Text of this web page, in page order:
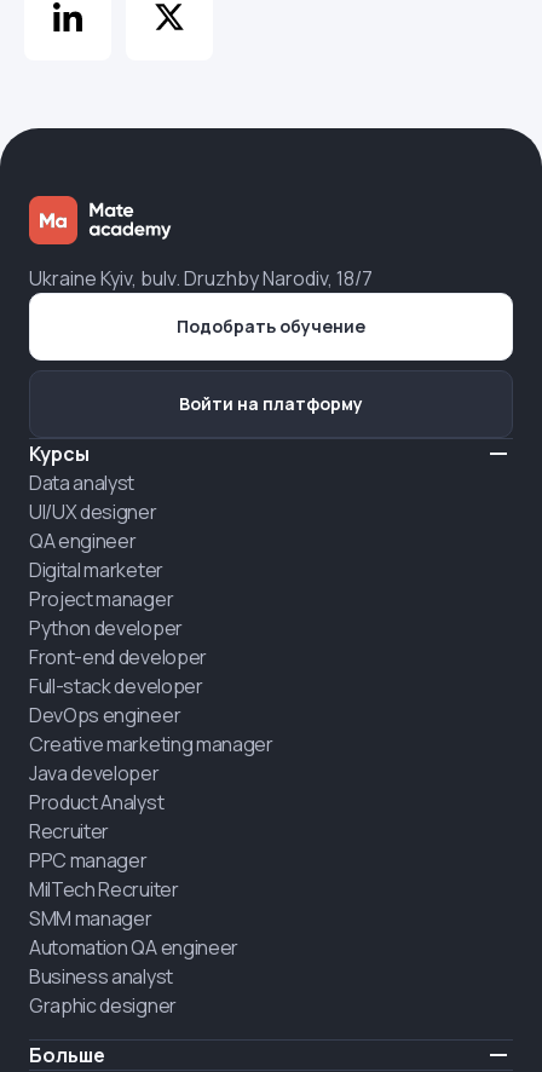
Ukraine Kyiv, bulv. Druzhby Narodiv, 18/7
Курсы
Data analyst
UI/UX designer
QA engineer
Digital marketer
Project manager
Python developer
Front-end developer
Full-stack developer
DevOps engineer
Creative marketing manager
Java developer
Product Analyst
Recruiter
PPC manager
MilTech Recruiter
SMM manager
Automation QA engineer
Business analyst
Graphic designer
Больше
Подобрать обучение
Войти на платформу